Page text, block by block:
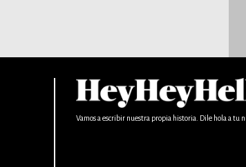
Vamos a escribir nuestra propia historia. Dile hola a tu